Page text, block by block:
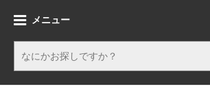
メニュー